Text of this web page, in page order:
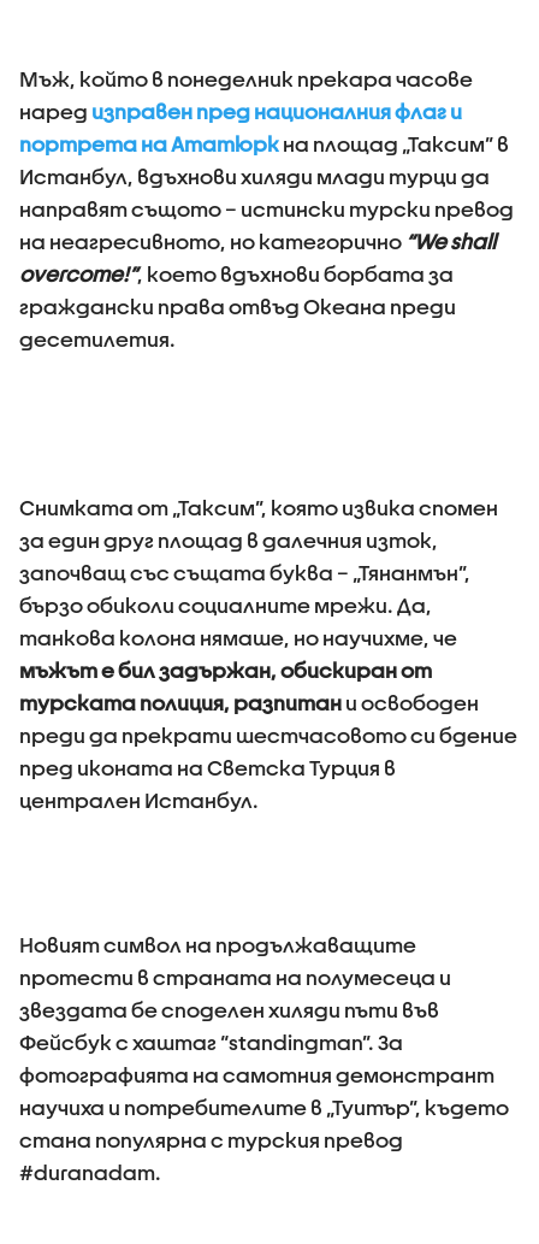
Мъж, който в понеделник прекара часове
наред изправен пред националния флаг и
портрета на Ататюрк на площад „Таксим” в
Истанбул, вдъхнови хиляди млади турци да
направят същото – истински турски превод
на неагресивното, но категорично “We shall
overcome!”, което вдъхнови борбата за
граждански права отвъд Океана преди
десетилетия.
Снимката от „Таксим”, която извика спомен
за един друг площад в далечния изток,
започващ със същата буква – „Тянанмън”,
бързо обиколи социалните мрежи. Да,
танкова колона нямаше, но научихме, че
мъжът е бил задържан, обискиран от
турската полиция, разпитан и освободен
преди да прекрати шестчасовото си бдение
пред иконата на Светска Турция в
централен Истанбул.
Новият символ на продължаващите
протести в страната на полумесеца и
звездата бе споделен хиляди пъти във
Фейсбук с хаштаг “standingman”. За
фотографията на самотния демонстрант
научиха и потребителите в „Туитър”, където
стана популярна с турския превод
#duranadam.